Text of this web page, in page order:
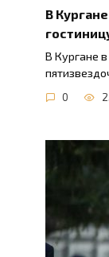
В
В Кургане
0